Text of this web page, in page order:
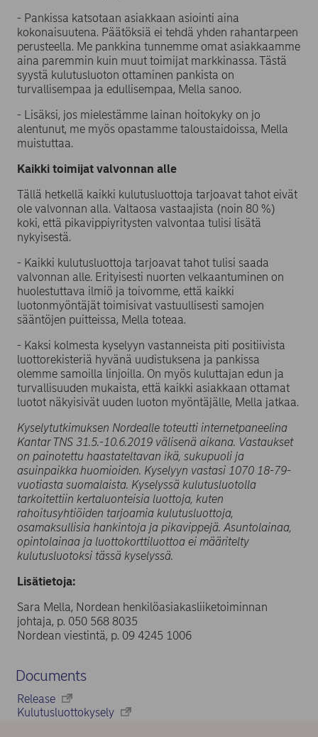
- Pankissa katsotaan asiakkaan asiointi aina
kokonaisuutena. Päätöksiä ei tehdä yhden rahantarpeen
perusteella. Me pankkina tunnemme omat asiakkaamme
aina paremmin kuin muut toimijat markkinassa. Tästä
syystä kulutusluoton ottaminen pankista on
turvallisempaa ja edullisempaa, Mella sanoo.
- Lisäksi, jos mielestämme lainan hoitokyky on jo
alentunut, me myös opastamme taloustaidoissa, Mella
muistuttaa.
Kaikki toimijat valvonnan alle
Tällä hetkellä kaikki kulutusluottoja tarjoavat tahot eivät
ole valvonnan alla. Valtaosa vastaajista (noin 80 %)
koki, että pikavippiyritysten valvontaa tulisi lisätä
nykyisestä.
- Kaikki kulutusluottoja tarjoavat tahot tulisi saada
valvonnan alle. Erityisesti nuorten velkaantuminen on
huolestuttava ilmiö ja toivomme, että kaikki
luotonmyöntäjät toimisivat vastuullisesti samojen
sääntöjen puitteissa, Mella toteaa.
- Kaksi kolmesta kyselyyn vastanneista piti positiivista
luottorekisteriä hyvänä uudistuksena ja pankissa
olemme samoilla linjoilla. On myös kuluttajan edun ja
turvallisuuden mukaista, että kaikki asiakkaan ottamat
luotot näkyisivät uuden luoton myöntäjälle, Mella jatkaa.
Kyselytutkimuksen Nordealle toteutti internetpaneelina
Kantar TNS 31.5.-10.6.2019 välisenä aikana. Vastaukset
on painotettu haastateltavan ikä, sukupuoli ja
asuinpaikka huomioiden. Kyselyyn vastasi 1070 18-79-
vuotiasta suomalaista. Kyselyssä kulutusluotolla
tarkoitettiin kertaluonteisia luottoja, kuten
rahoitusyhtiöiden tarjoamia kulutusluottoja,
osamaksullisia hankintoja ja pikavippejä. Asuntolainaa,
opintolainaa ja luottokorttiluottoa ei määritelty
kulutusluotoksi tässä kyselyssä.
Lisätietoja:
Sara Mella, Nordean henkilöasiakasliiketoiminnan
johtaja, p. 050 568 8035
Nordean viestintä, p. 09 4245 1006
Documents
Release
Kulutusluottokysely